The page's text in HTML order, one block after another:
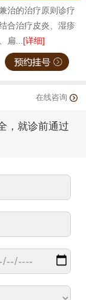
治的治疗原则诊疗
合治疗皮炎、湿疹
扁...[详细]
在线咨询
，就诊前通过